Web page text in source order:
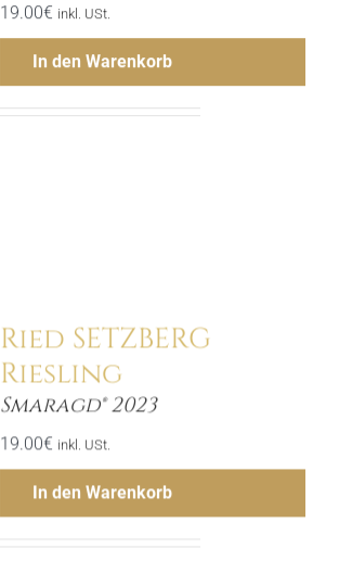
19.00€ inkl. USt.
In den Warenkorb
Ried SETZBERG
Riesling
Smaragd® 2023
19.00€ inkl. USt.
In den Warenkorb